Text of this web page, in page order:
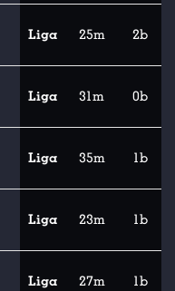
Liga 25m 2b
Liga 31m 0b
Liga 35m 1b
Liga 23m 1b
Liga 27m 1b